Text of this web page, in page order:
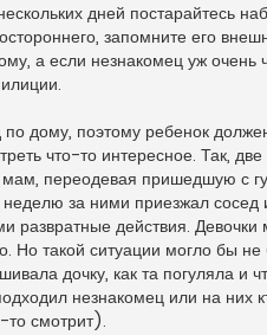
дней постарайтесь
запомните его
а если незнакомец уж очень
дому, поэтому ребенок
что-то интересное. Так,
переодевая пришедшую с
неделю за ними приезжал
развратные действия.
Но такой ситуации могло бы
дочку, как та погуляла
незнакомец или на
то смотрит).